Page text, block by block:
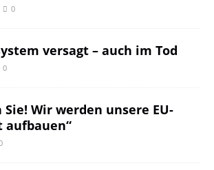
0
versagt – auch im Tod
0
Sie! Wir werden unsere EU-
aufbauen“